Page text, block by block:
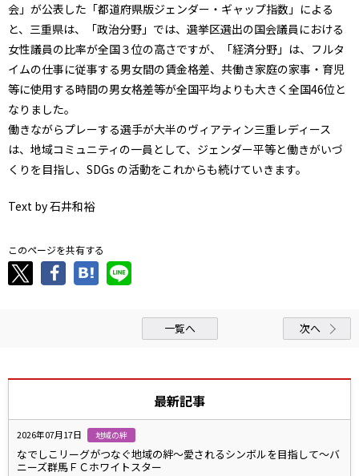
会」が公表した「都道府県版ジェンダー・ギャップ指数」による
と、三重県は、「政治分野」では、選挙区選出の国会議員における
女性議員の比率が全国３位の高さですが、「経済分野」は、フルタ
イムの仕事に従事する男女間の賃金格差、共働き家庭の家事・育児
等に使用する時間の男女格差等が全国平均よりも大きく全国46位と
なりました。
働きながらプレーする選手が大半のヴィアティン三重レディース
は、地域コミュニティの一員として、ジェンダー平等と働きがいづ
くりを目指し、SDGs の活動をこれからも続けていきます。
Text by 石井和裕
このページを共有する
一覧へ 次へ
最新記事
2026年07月17日 地域の絆
なでしこリーグがつなぐ地域の絆～愛されるシンボルを目指して～バ
ニーズ群馬ＦＣホワイトスター